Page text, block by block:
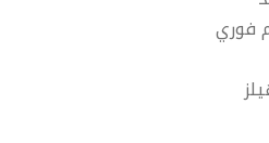
فوري